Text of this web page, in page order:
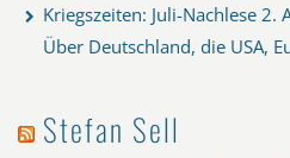
Kriegszeiten: Juli-Nachlese 2.
Über Deutschland, die USA,
Stefan Sell